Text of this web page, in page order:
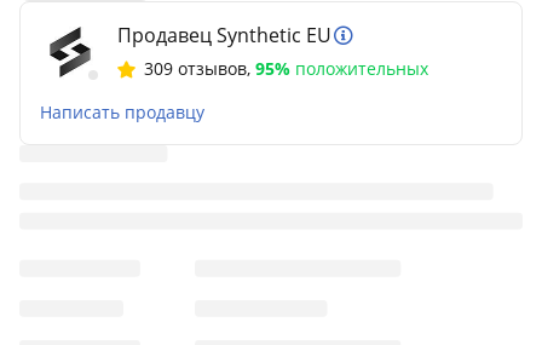
Продавец Synthetic EU
309 отзывов, 95% положительных
Написать продавцу